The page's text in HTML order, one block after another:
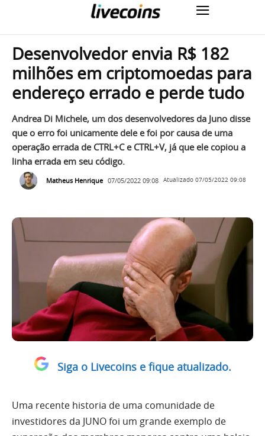
Desenvolvedor envia R$ 182
milhões em criptomoedas para
endereço errado e perde tudo
Andrea Di Michele, um dos desenvolvedores da Juno disse
que o erro foi unicamente dele e foi por causa de uma
operação errada de CTRL+C e CTRL+V, já que ele copiou a
linha errada em seu código.
Matheus Henrique 07/05/2022 09:08 Atualizado 07/05/2022 09:08
Siga o Livecoins e fique atualizado.
Uma recente historia de uma comunidade de
investidores da JUNO foi um grande exemplo de